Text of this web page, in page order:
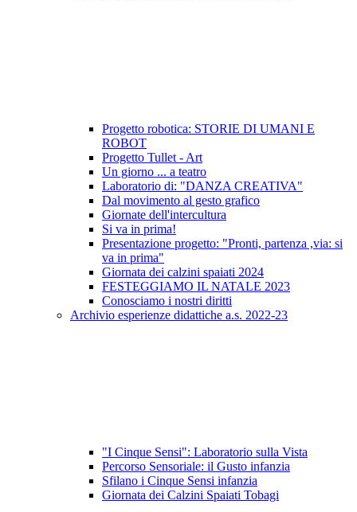
Progetto robotica: STORIE DI UMANI E
ROBOT
Progetto Tullet - Art
Un giorno ... a teatro
Laboratorio di: "DANZA CREATIVA"
Dal movimento al gesto grafico
Giornate dell'intercultura
Si va in prima!
Presentazione progetto: "Pronti, partenza ,via: si
va in prima"
Giornata dei calzini spaiati 2024
FESTEGGIAMO IL NATALE 2023
Conosciamo i nostri diritti
Archivio esperienze didattiche a.s. 2022-23
"I Cinque Sensi": Laboratorio sulla Vista
Percorso Sensoriale: il Gusto infanzia
Sfilano i Cinque Sensi infanzia
Giornata dei Calzini Spaiati Tobagi